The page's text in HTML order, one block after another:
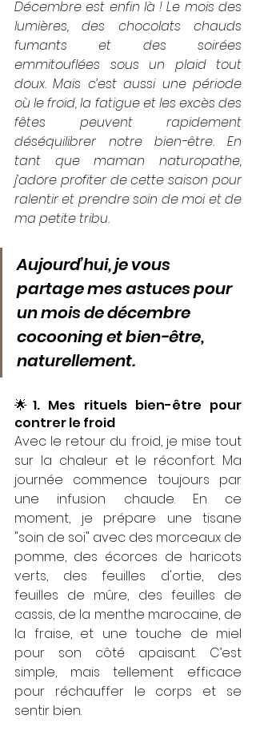
Décembre est enfin là ! Le mois des
lumières, des chocolats chauds
fumants et des soirées
emmitouflées sous un plaid tout
doux. Mais c’est aussi une période
où le froid, la fatigue et les excès des
fêtes peuvent rapidement
déséquilibrer notre bien-être. En
tant que maman naturopathe,
j’adore profiter de cette saison pour
ralentir et prendre soin de moi et de
ma petite tribu.
Aujourd’hui, je vous
partage mes astuces pour
un mois de décembre
cocooning et bien-être,
naturellement.
🌟1. Mes rituels bien-être pour
contrer le froid
Avec le retour du froid, je mise tout
sur la chaleur et le réconfort. Ma
journée commence toujours par
une infusion chaude. En ce
moment, je prépare une tisane
"soin de soi" avec des morceaux de
pomme, des écorces de haricots
verts, des feuilles d'ortie, des
feuilles de mûre, des feuilles de
cassis, de la menthe marocaine, de
la fraise, et une touche de miel
pour son côté apaisant. C’est
simple, mais tellement efficace
pour réchauffer le corps et se
sentir bien.